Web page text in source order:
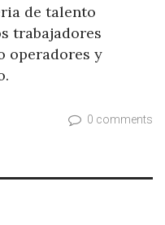
de talento
trabajadores
operadores y
0 comments